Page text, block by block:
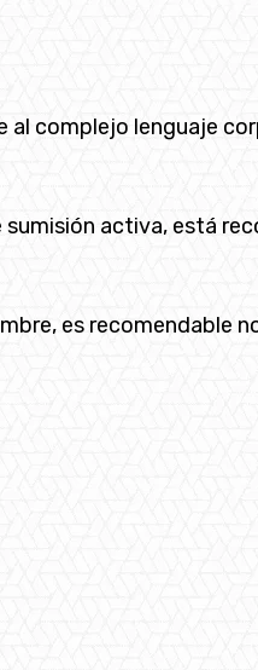
complejo lenguaje
activa, está
es recomendable